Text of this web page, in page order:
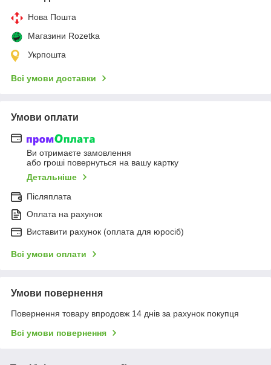
Нова Пошта
Магазини Rozetka
Укрпошта
Всі умови доставки
Умови оплати
Ви отримаєте замовлення
або гроші повернуться на вашу картку
Детальніше
Післяплата
Оплата на рахунок
Виставити рахунок (оплата для юросіб)
Всі умови оплати
Умови повернення
Повернення товару впродовж 14 днів за рахунок покупця
Всі умови повернення